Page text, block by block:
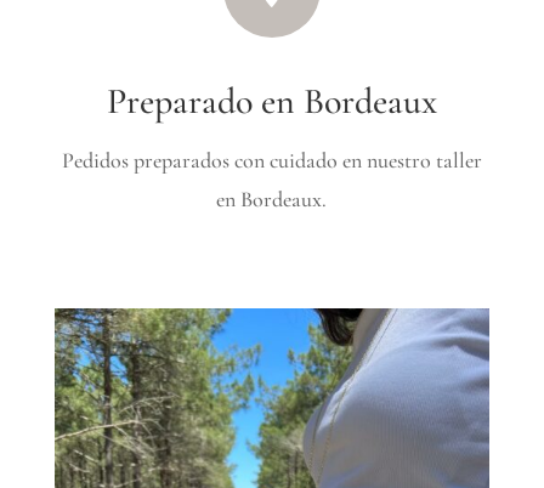
Preparado en Bordeaux
Pedidos preparados con cuidado en nuestro taller
en Bordeaux.